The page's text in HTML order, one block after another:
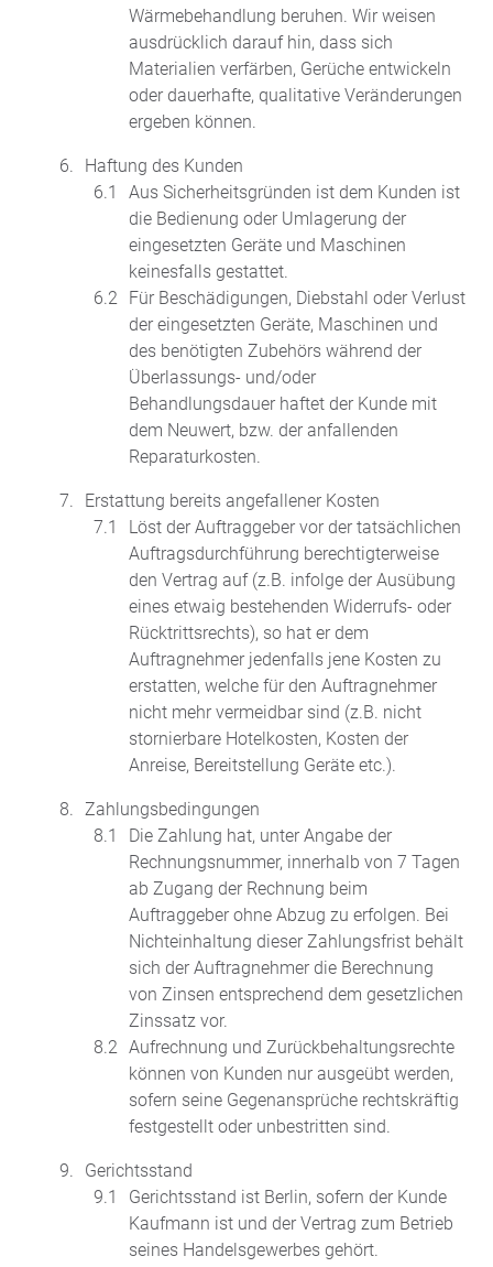
Wärmebehandlung beruhen. Wir weisen
ausdrücklich darauf hin, dass sich
Materialien verfärben, Gerüche entwickeln
oder dauerhafte, qualitative Veränderungen
ergeben können.
Haftung des Kunden
Aus Sicherheitsgründen ist dem Kunden ist
die Bedienung oder Umlagerung der
eingesetzten Geräte und Maschinen
keinesfalls gestattet.
Für Beschädigungen, Diebstahl oder Verlust
der eingesetzten Geräte, Maschinen und
des benötigten Zubehörs während der
Überlassungs- und/oder
Behandlungsdauer haftet der Kunde mit
dem Neuwert, bzw. der anfallenden
Reparaturkosten.
Erstattung bereits angefallener Kosten
Löst der Auftraggeber vor der tatsächlichen
Auftragsdurchführung berechtigterweise
den Vertrag auf (z.B. infolge der Ausübung
eines etwaig bestehenden Widerrufs- oder
Rücktrittsrechts), so hat er dem
Auftragnehmer jedenfalls jene Kosten zu
erstatten, welche für den Auftragnehmer
nicht mehr vermeidbar sind (z.B. nicht
stornierbare Hotelkosten, Kosten der
Anreise, Bereitstellung Geräte etc.).
Zahlungsbedingungen
Die Zahlung hat, unter Angabe der
Rechnungsnummer, innerhalb von 7 Tagen
ab Zugang der Rechnung beim
Auftraggeber ohne Abzug zu erfolgen. Bei
Nichteinhaltung dieser Zahlungsfrist behält
sich der Auftragnehmer die Berechnung
von Zinsen entsprechend dem gesetzlichen
Zinssatz vor.
Aufrechnung und Zurückbehaltungsrechte
können von Kunden nur ausgeübt werden,
sofern seine Gegenansprüche rechtskräftig
festgestellt oder unbestritten sind.
Gerichtsstand
Gerichtsstand ist Berlin, sofern der Kunde
Kaufmann ist und der Vertrag zum Betrieb
seines Handelsgewerbes gehört.